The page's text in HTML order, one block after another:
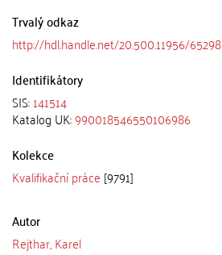
Trvalý odkaz
http://hdl.handle.net/20.500.11956/65298
Identifikátory
SIS:141514
Katalog UK:990018546550106986
Kolekce
Kvalifikační práce [9791]
Autor
Rejthar, Karel